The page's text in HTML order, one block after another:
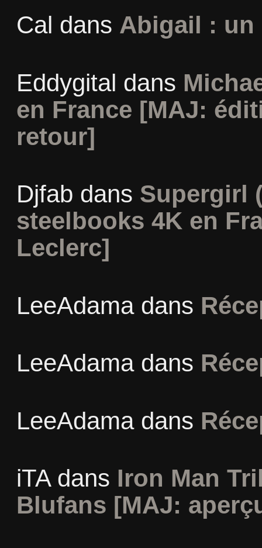
Cal dans Abigail : un
Eddygital dans
en France [MAJ:
retour]
Djfab dans Supergirl
steelbooks 4K en
Leclerc]
LeeAdamadans
LeeAdamadans
LeeAdamadans
iTAdans Iron Man
Blufans [MAJ: